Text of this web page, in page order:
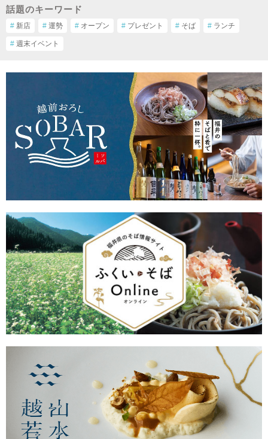
話題のキーワード
# 新店 # 運勢 # オープン # プレゼント # そば # ランチ
# 週末イベント